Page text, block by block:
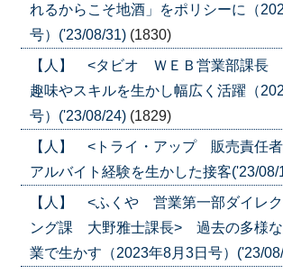
れるからこそ地酒」をポリシーに（
号）('23/08/31) (1830)
【人】 <タビオ ＷＥＢ営業部課長
趣味やスキルを生かし幅広く活躍（
号）('23/08/24) (1829)
【人】 <トライ・アップ 販売責任
アルバイト経験を生かした接客('23/08/
【人】 <ふくや 営業第一部ダイレク
ング課 大野雅士課長> 過去の多様な
業で生かす（2023年8月3日号）('23/